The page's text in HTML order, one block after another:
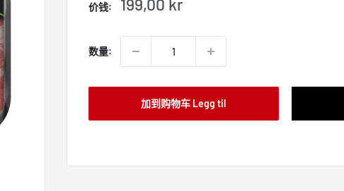
价钱:
价
格
199,00 kr
数量:
加到购物车 Legg til